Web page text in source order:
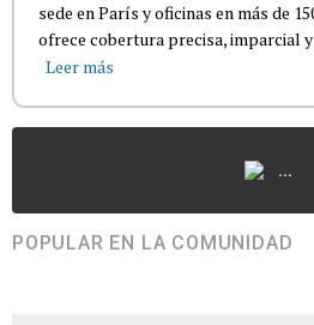
sede en París y oficinas en más de
ofrece cobertura precisa, imparcial
Leer más
...
POPULAR EN LA COMUNIDAD